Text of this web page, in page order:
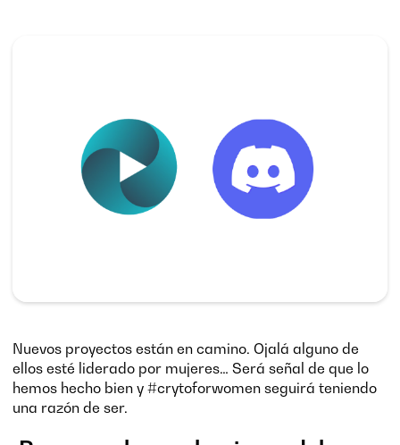
Nuevos proyectos están en camino. Ojalá alguno de
ellos esté liderado por mujeres… Será señal de que lo
hemos hecho bien y #crytoforwomen seguirá teniendo
una razón de ser.